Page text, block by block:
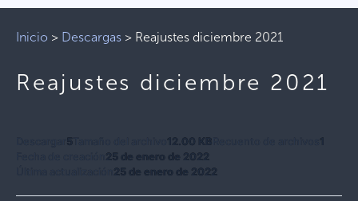
Inicio > Descargas > Reajustes diciembre 2021
Reajustes diciembre 2021
5 12.00 KB
1
25 de enero de 2022
25 de enero de 2022